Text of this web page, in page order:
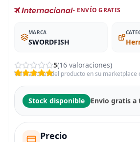
- ENVÍO GRATIS
MARCA
SWORDFISH
5(16 valoraciones)
Valoraciones del producto en su marketplace
Stock disponible Envio gratis
Precio